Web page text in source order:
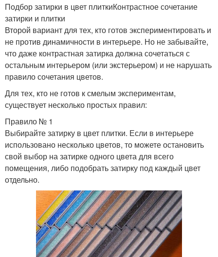
Подбор затирки в цвет плиткиКонтрастное сочетание
затирки и плитки
Второй вариант для тех, кто готов экспериментировать и
не против динамичности в интерьере. Но не забывайте,
что даже контрастная затирка должна сочетаться с
остальным интерьером (или экстерьером) и не нарушать
правило сочетания цветов.
Для тех, кто не готов к смелым экспериментам,
существует несколько простых правил:
Правило № 1
Выбирайте затирку в цвет плитки. Если в интерьере
использовано несколько цветов, то можете остановить
свой выбор на затирке одного цвета для всего
помещения, либо подобрать затирку под каждый цвет
отдельно.